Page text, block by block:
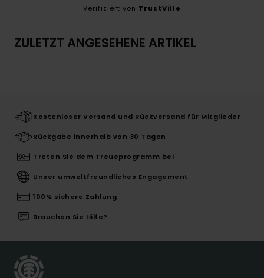
Verifiziert von TrustVille
ZULETZT ANGESEHENE ARTIKEL
Kostenloser Versand und Rückversand für Mitglieder
Rückgabe innerhalb von 30 Tagen
Treten Sie dem Treueprogramm bei
Unser umweltfreundliches Engagement
100% sichere Zahlung
Brauchen Sie Hilfe?